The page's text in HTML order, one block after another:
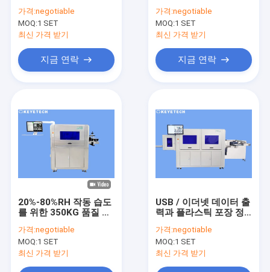
제품
우리에 대하여
공장 여행
뉴스
가격:negotiable
MOQ:1 SET
최신 가격 받기
지금 연락
가격:negotiable
MOQ:1 SET
최신 가격 받기
지금 연락
20%-80%RH 작동 습도
를 위한 350KG 품질 시
가격:negotiable
MOQ:1 SET
최신 가격 받기
USB / 이더넷 데이터 출
력과 플라스틱 포장 정
가격:negotiable
MOQ:1 SET
최신 가격 받기